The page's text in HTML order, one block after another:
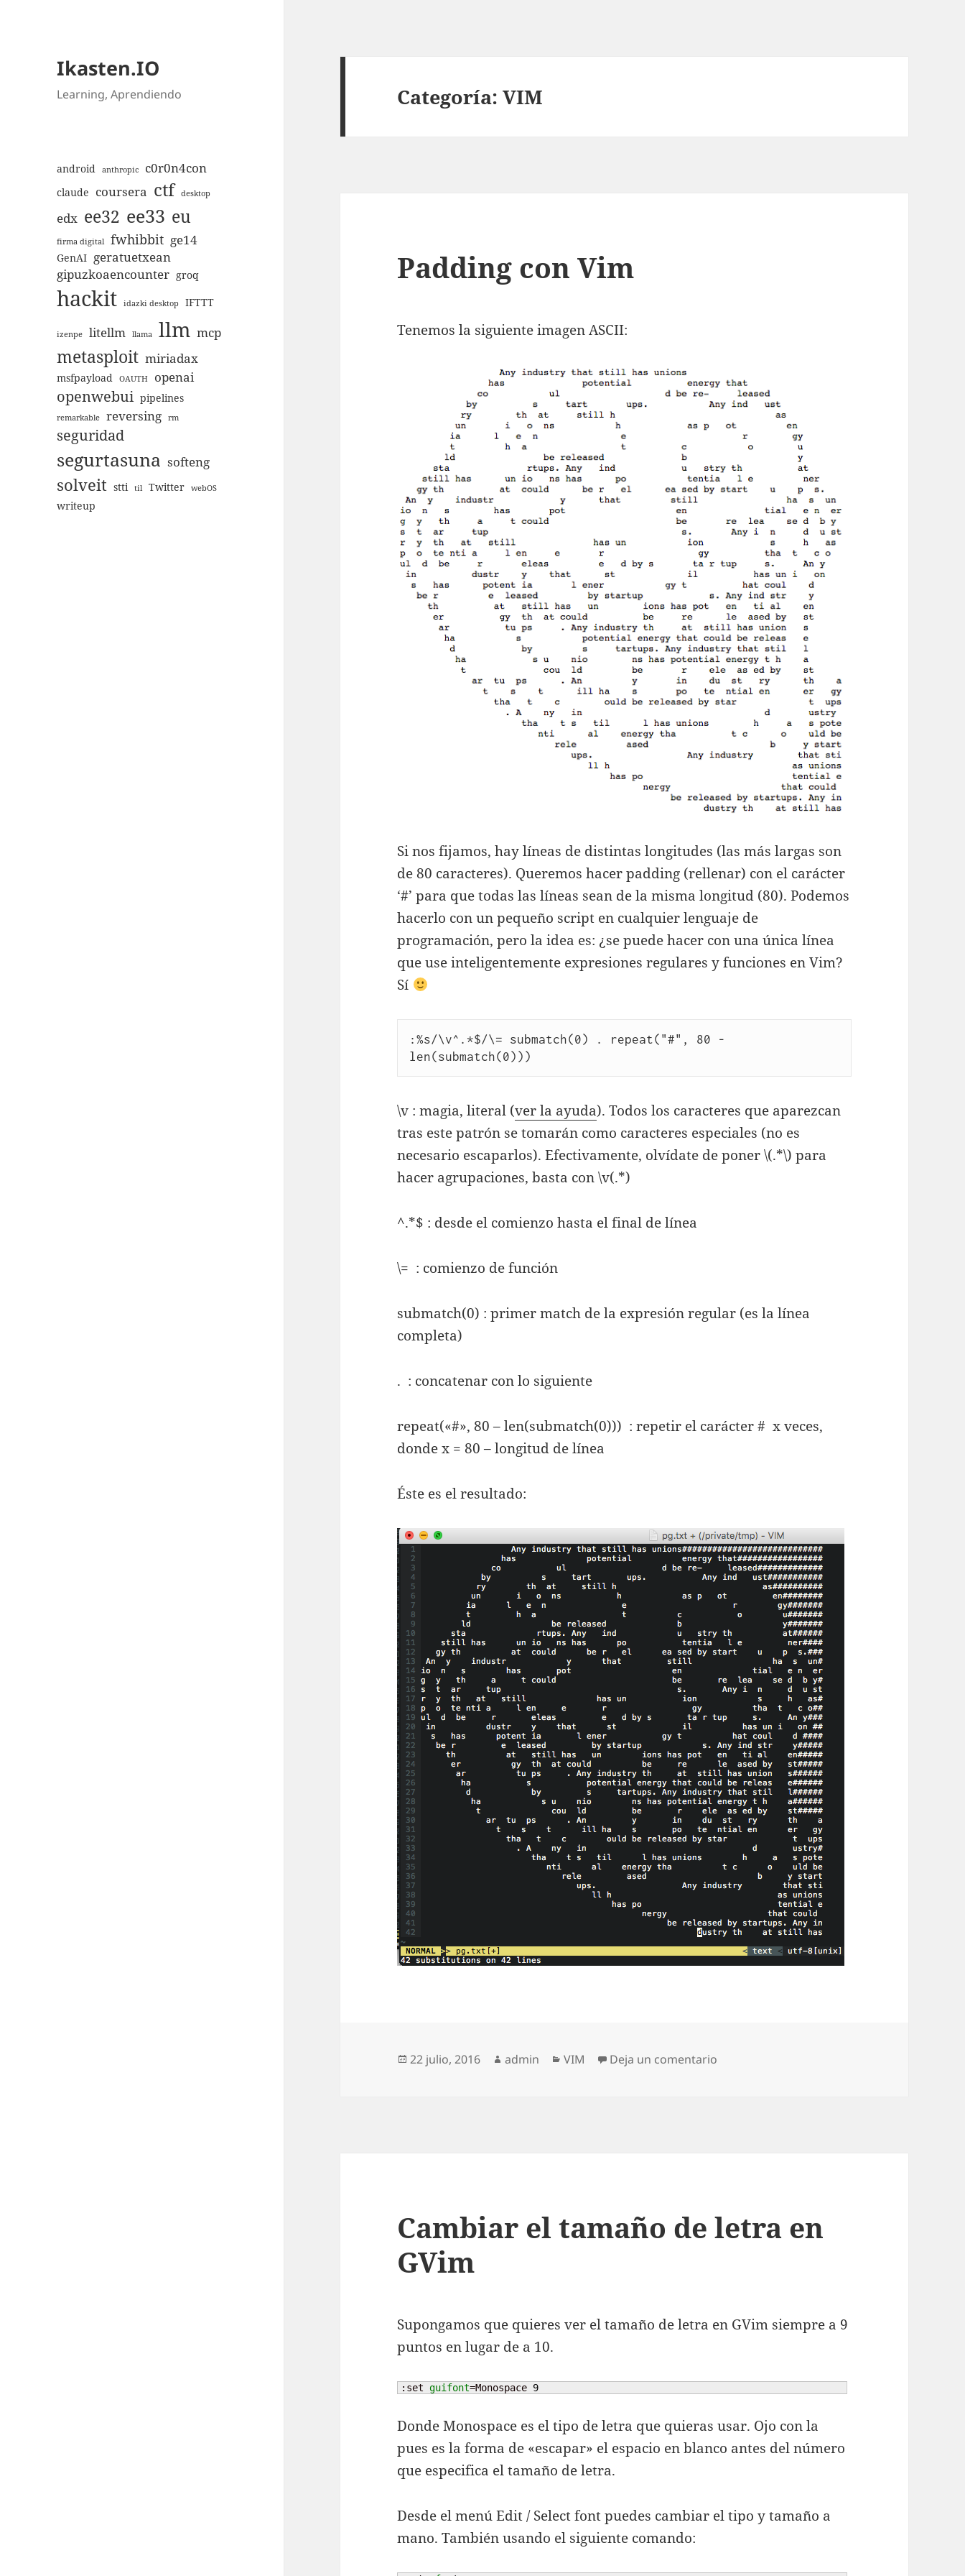
Ikasten.IO
Learning, Aprendiendo
android anthropic c0r0n4con
claude coursera ctf desktop
edx ee32 ee33 eu
firma digital fwhibbit ge14
GenAI geratuetxean
gipuzkoaencounter groq
hackit idazki desktop IFTTT
izenpe litellm llama llm mcp
metasploit miriadax
msfpayload OAUTH openai
openwebui pipelines
remarkable reversing rm
seguridad
segurtasuna softeng
solveit stti til Twitter webOS
writeup
Categoría:VIM
Padding con Vim
Tenemos la siguiente imagen ASCII:
Si nos fijamos, hay líneas de distintas longitudes (las más largas son
de 80 caracteres). Queremos hacer padding (rellenar) con el carácter
‘#’ para que todas las líneas sean de la misma longitud (80). Podemos
hacerlo con un pequeño script en cualquier lenguaje de
programación, pero la idea es: ¿se puede hacer con una única línea
que use inteligentemente expresiones regulares y funciones en Vim?
Sí
:%s/\v^.*$/\= submatch(0) . repeat("#", 80 -
\v : magia, literal (ver la ayuda). Todos los caracteres que aparezcan
tras este patrón se tomarán como caracteres especiales (no es
necesario escaparlos). Efectivamente, olvídate de poner \(.*\) para
hacer agrupaciones, basta con \v(.*)
^.*$ : desde el comienzo hasta el final de línea
\= : comienzo de función
submatch(0) : primer match de la expresión regular (es la línea
completa)
. : concatenar con lo siguiente
repeat(«#», 80 – len(submatch(0))) : repetir el carácter # x veces,
donde x = 80 – longitud de línea
Éste es el resultado:
Publicado
22 julio, 2016 Autor
admin Categorías
VIM Deja un comentario
Cambiar el tamaño de letra en
GVim
Supongamos que quieres ver el tamaño de letra en GVim siempre a 9
puntos en lugar de a 10.
:set guifont=Monospace 9
Donde Monospace es el tipo de letra que quieras usar. Ojo con la
pues es la forma de «escapar» el espacio en blanco antes del número
que especifica el tamaño de letra.
Desde el menú Edit / Select font puedes cambiar el tipo y tamaño a
mano. También usando el siguiente comando: